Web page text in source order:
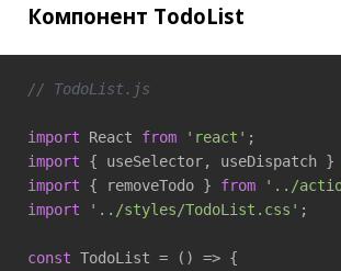
Компонент TodoList
// TodoList.js
import React from 'react'
import { useSelector, useDispatch }
import { removeTodo } from '../
import
'../styles/TodoList.css' ;
const TodoList = () => {